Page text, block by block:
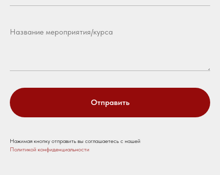
Отправить
Нажимая кнопку отправить вы соглашаетесь с нашей
Политикой конфиденциальности